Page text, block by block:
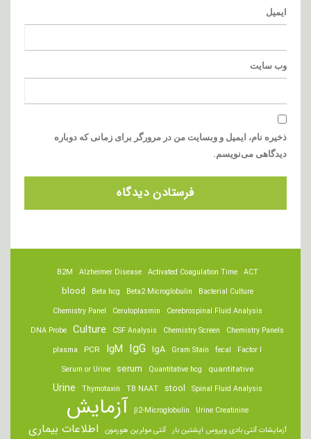
ایمیل
وب‌ سایت
ذخیره نام، ایمیل و وبسایت من در مرورگر برای زمانی که دوباره
دیدگاهی می‌نویسم.
ACT
Activated Coagulation Time
Alzheimer Disease
B2M
Bacterial Culture
Beta2 Microglobulin
Beta hcg
blood
Cerebrospinal Fluid Analysis
Ceruloplasmin
Chemistry Panel
Chemistry Panels
Chemistry Screen
CSF Analysis
Culture
DNA Probe
Factor I
fecal
Gram Stain
IgA
IgG
IgM
PCR
plasma
quantitative
Quantitative hcg
serum
Serum or Urine
Spinal Fluid Analysis
stool
TB NAAT
Thymotaxin
Urine
Urine Creatinine
β2-Microglobulin آزمایش
آزمایشات آنتی بادی ویروس اپشتین بار آنتی مولرین هورمون اطلاعات بیماری